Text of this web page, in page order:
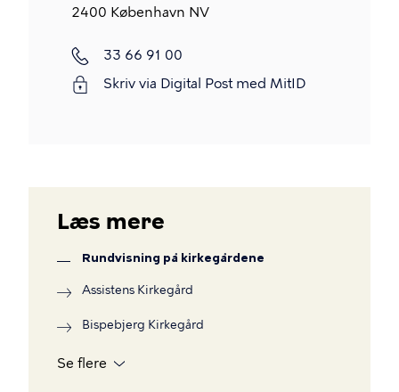
2400 København NV
Telefon
33 66 91 00
Skriv via Digital Post med MitID
Læs mere
Rundvisning på kirkegårdene
Assistens Kirkegård
Bispebjerg Kirkegård
Se flere